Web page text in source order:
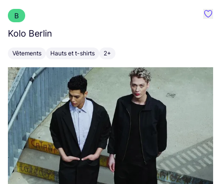
B
Kolo Berlin
Vêtements Hauts et t-shirts 2+